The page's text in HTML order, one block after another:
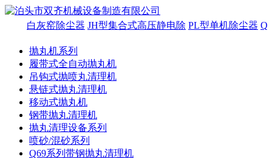
白灰窑除尘器 JH型集合式高压静电除 PL型单机除尘器
抛丸机系列
履带式全自动抛丸机
吊钩式抛喷丸清理机
悬链式抛丸清理机
移动式抛丸机
钢带抛丸清理机
抛丸清理设备系列
喷砂/混砂系列
Q69系列带钢抛丸清理机